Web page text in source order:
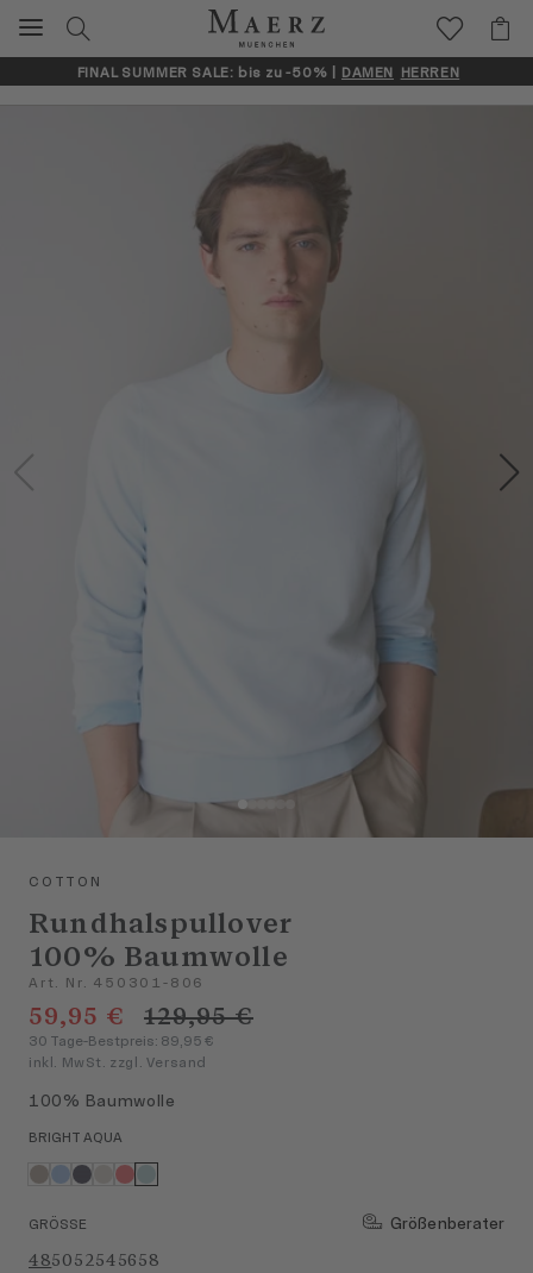
FINAL SUMMER SALE: bis zu -50% | DAMEN HERREN
Artikelbilder überspringen
COTTON
Rundhalspullover
100% Baumwolle
Art. Nr. 450301-806
59,95 € 129,95 €
30 Tage-Bestpreis: 89,95 €
inkl. MwSt. zzgl. Versand
100% Baumwolle
BRIGHT AQUA
GRÖSSE
Größenberater
485052545658